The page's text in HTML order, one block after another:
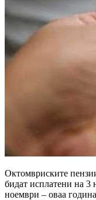
Октомвриските
бидат исплатени на 3
ноември – оваа